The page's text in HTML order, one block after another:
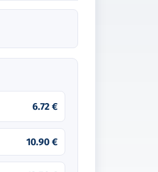
6.72 €
10.90 €